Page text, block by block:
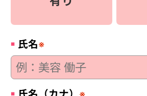
氏名※